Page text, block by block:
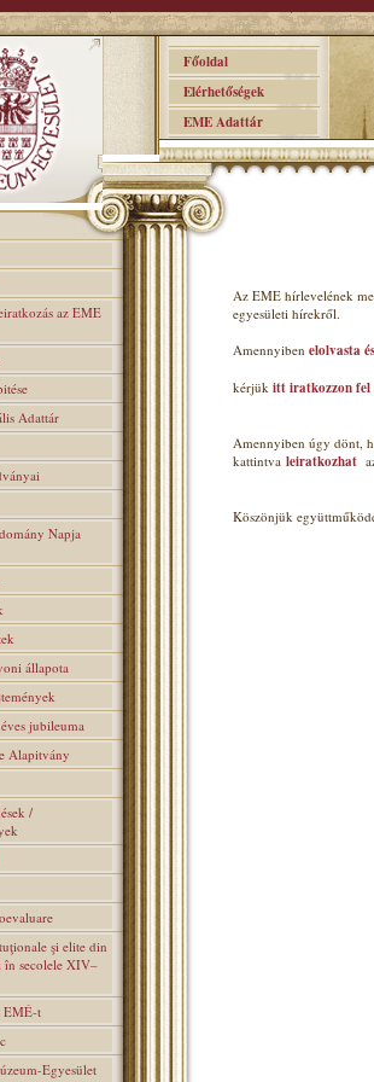
Főoldal
Elérhetőségek
EME Adattár
az EME
Adattár
Napja
állapota
jubileuma
Alapitvány
/
şi elite din
în secolele XIV–
EMÉ-t
Egyesület
Az EME hírlevelének
egyesületi hírekről.
Amennyiben elolvasta
kérjük itt iratkozzon fel
Amennyiben úgy dönt,
kattintva leiratkozhat
Köszönjük